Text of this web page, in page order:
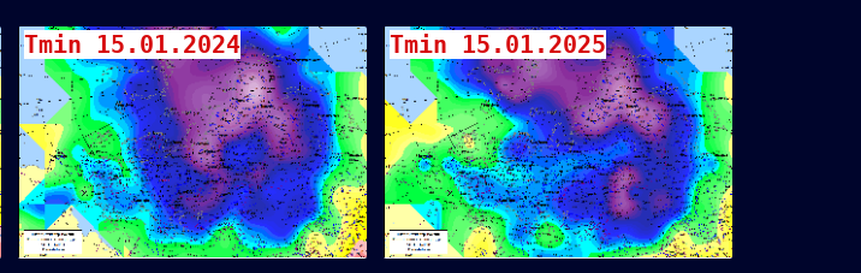
Tmin 15.01.2024 Tmin 15.01.2025